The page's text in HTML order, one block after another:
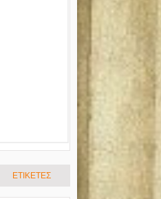
ΕΤΙΚΕΤΕΣ